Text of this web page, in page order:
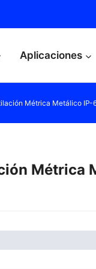
Aplicaciones
Métrica Metálico IP-
Métrica